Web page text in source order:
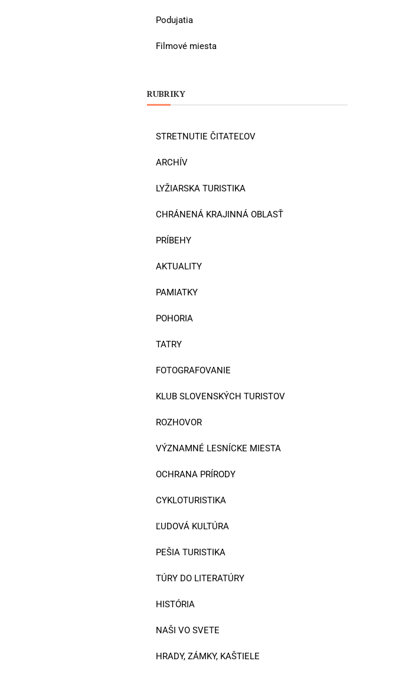
Podujatia
Filmové miesta
RUBRIKY
STRETNUTIE ČITATEĽOV
ARCHÍV
LYŽIARSKA TURISTIKA
CHRÁNENÁ KRAJINNÁ OBLASŤ
PRÍBEHY
AKTUALITY
PAMIATKY
POHORIA
TATRY
FOTOGRAFOVANIE
KLUB SLOVENSKÝCH TURISTOV
ROZHOVOR
VÝZNAMNÉ LESNÍCKE MIESTA
OCHRANA PRÍRODY
CYKLOTURISTIKA
ĽUDOVÁ KULTÚRA
PEŠIA TURISTIKA
TÚRY DO LITERATÚRY
HISTÓRIA
NAŠI VO SVETE
HRADY, ZÁMKY, KAŠTIELE